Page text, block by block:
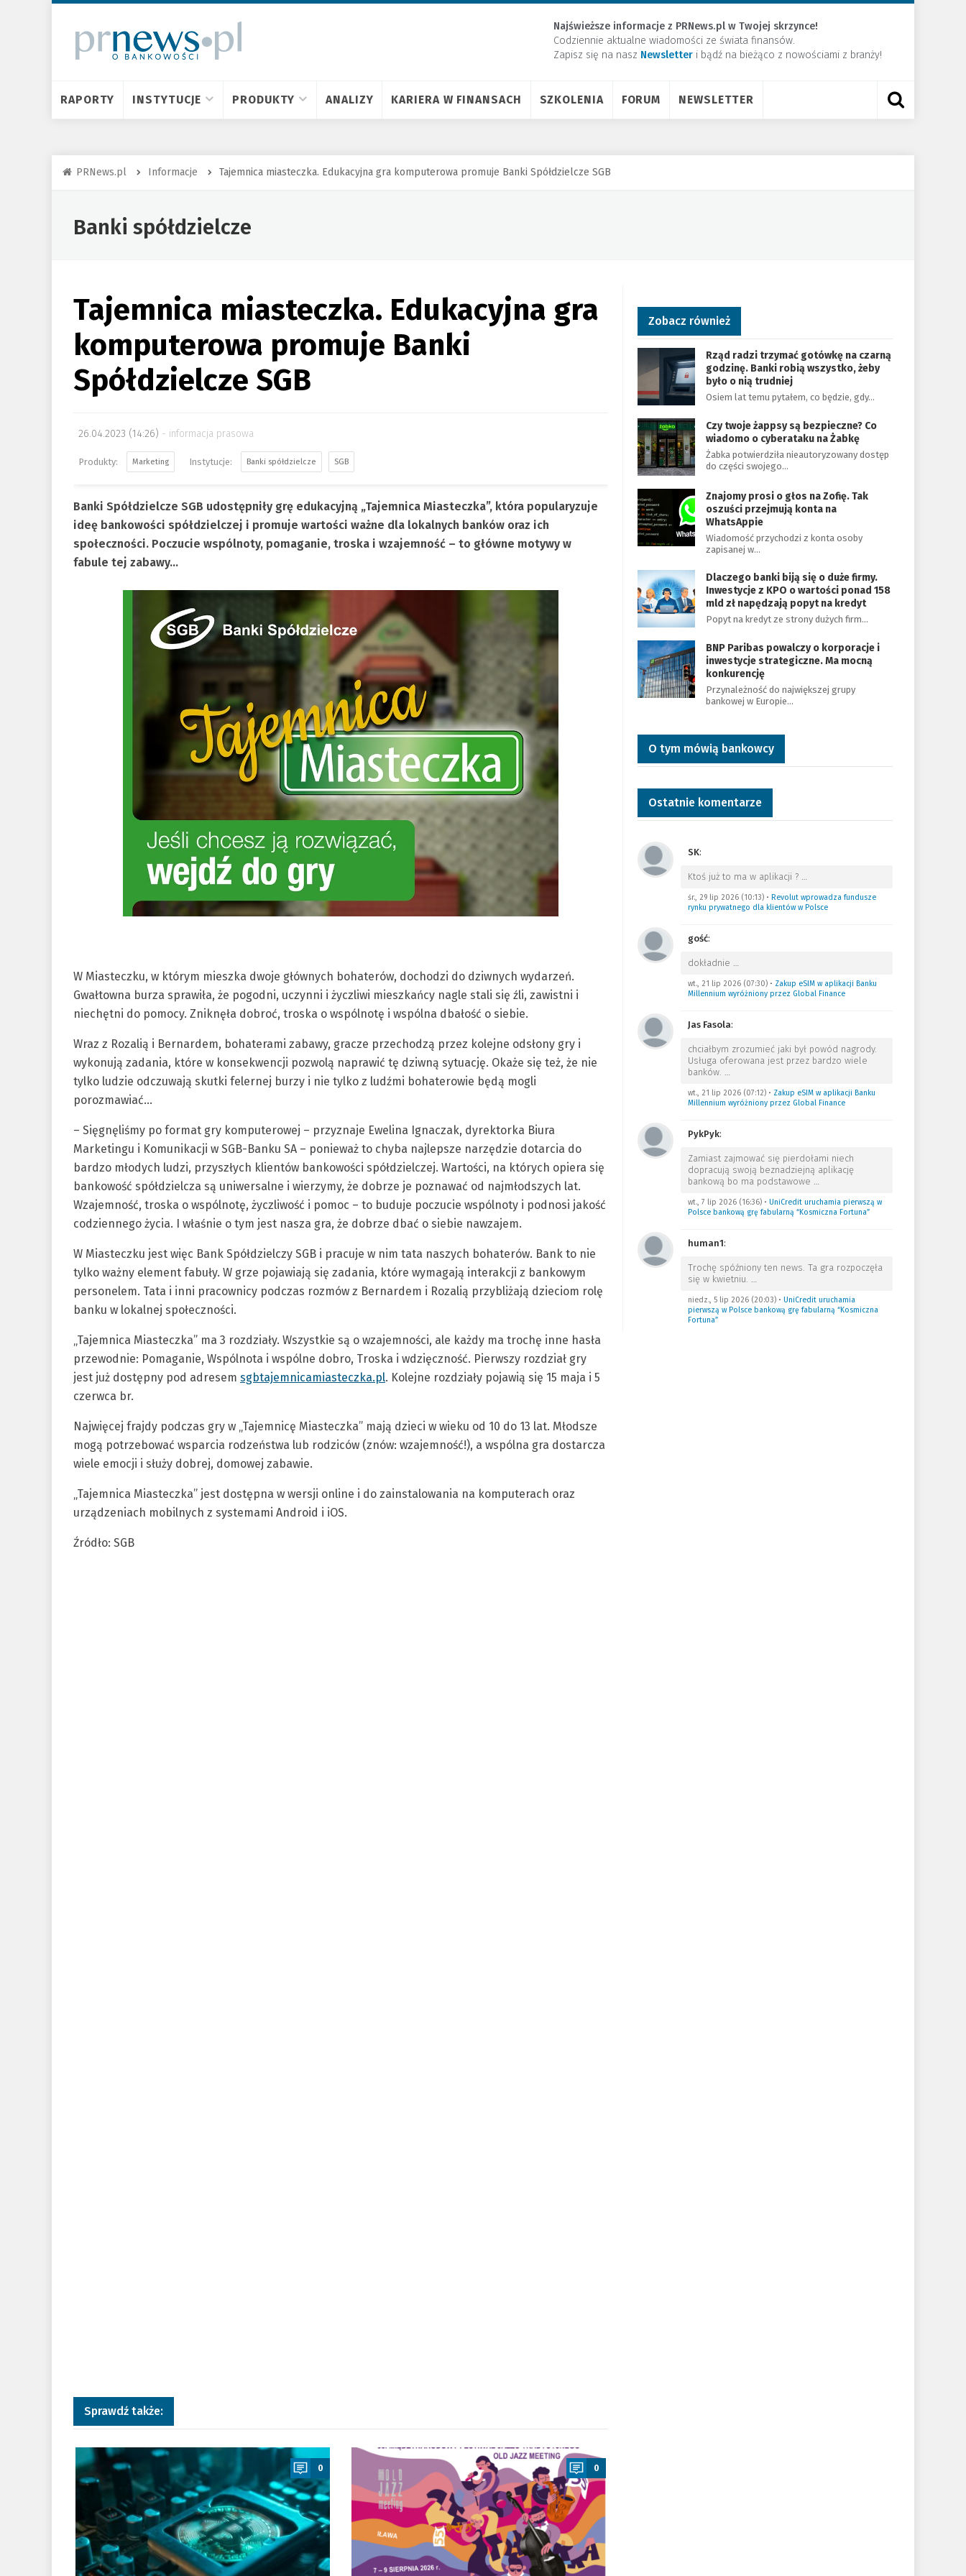
Najświeższe informacje z PRNews.pl w Twojej skrzynce!
Codziennie aktualne wiadomości ze świata finansów.
Zapisz się na nasz Newsletter ​i bądź na bieżąco z nowościami z branży!
RAPORTY INSTYTUCJE PRODUKTY ANALIZY KARIERA W FINANSACH SZKOLENIA FORUM NEWSLETTER
PRNews.pl Informacje Tajemnica miasteczka. Edukacyjna gra komputerowa promuje Banki Spółdzielcze SGB
Banki spółdzielcze
Tajemnica miasteczka. Edukacyjna gra
komputerowa promuje Banki
Spółdzielcze SGB
26.04.2023 (14:26) informacja prasowa
Marketing Banki spółdzielcze SGB
Banki Spółdzielcze SGB udostępniły grę edukacyjną „Tajemnica Miasteczka”, która popularyzuje
ideę bankowości spółdzielczej i promuje wartości ważne dla lokalnych banków oraz ich
społeczności. Poczucie wspólnoty, pomaganie, troska i wzajemność – to główne motywy w
fabule tej zabawy…
W Miasteczku, w którym mieszka dwoje głównych bohaterów, dochodzi do dziwnych wydarzeń.
Gwałtowna burza sprawiła, że pogodni, uczynni i życzliwi mieszkańcy nagle stali się źli, zawistni i
niechętni do pomocy. Zniknęła dobroć, troska o wspólnotę i wspólna dbałość o siebie.
Wraz z Rozalią i Bernardem, bohaterami zabawy, gracze przechodzą przez kolejne odsłony gry i
wykonują zadania, które w konsekwencji pozwolą naprawić tę dziwną sytuację. Okaże się też, że nie
tylko ludzie odczuwają skutki felernej burzy i nie tylko z ludźmi bohaterowie będą mogli
porozmawiać…
– Sięgnęliśmy po format gry komputerowej – przyznaje Ewelina Ignaczak, dyrektorka Biura
Marketingu i Komunikacji w SGB-Banku SA – ponieważ to chyba najlepsze narzędzie dotarcia do
bardzo młodych ludzi, przyszłych klientów bankowości spółdzielczej. Wartości, na których opiera się
bankowość spółdzielcza są uniwersalne i wierzymy, że dobrze je poznawać od najmłodszych lat.
Wzajemność, troska o wspólnotę, życzliwość i pomoc – to buduje poczucie wspólnoty i podnosi jakość
codziennego życia. I właśnie o tym jest nasza gra, że dobrze dbać o siebie nawzajem.
W Miasteczku jest więc Bank Spółdzielczy SGB i pracuje w nim tata naszych bohaterów. Bank to nie
tylko ważny element fabuły. W grze pojawiają się zadania, które wymagają interakcji z bankowym
personelem. Tata i inni pracownicy podczas rozmów z Bernardem i Rozalią przybliżają dzieciom rolę
banku w lokalnej społeczności.
„Tajemnica Miasteczka” ma 3 rozdziały. Wszystkie są o wzajemności, ale każdy ma trochę inne hasła
przewodnie: Pomaganie, Wspólnota i wspólne dobro, Troska i wdzięczność. Pierwszy rozdział gry
jest już dostępny pod adresem sgbtajemnicamiasteczka.pl. Kolejne rozdziały pojawią się 15 maja i 5
czerwca br.
Najwięcej frajdy podczas gry w „Tajemnicę Miasteczka” mają dzieci w wieku od 10 do 13 lat. Młodsze
mogą potrzebować wsparcia rodzeństwa lub rodziców (znów: wzajemność!), a wspólna gra dostarcza
wiele emocji i służy dobrej, domowej zabawie.
„Tajemnica Miasteczka” jest dostępna w wersji online i do zainstalowania na komputerach oraz
urządzeniach mobilnych z systemami Android i iOS.
Źródło: SGB
Sprawdź także:
a
0
a
0
Zobacz również
Rząd radzi trzymać gotówkę na czarną
godzinę. Banki robią wszystko, żeby
było o nią trudniej
Osiem lat temu pytałem, co będzie, gdy…
Czy twoje żappsy są bezpieczne? Co
wiadomo o cyberataku na Żabkę
Żabka potwierdziła nieautoryzowany dostęp
do części swojego…
Znajomy prosi o głos na Zofię. Tak
oszuści przejmują konta na
WhatsAppie
Wiadomość przychodzi z konta osoby
zapisanej w…
Dlaczego banki biją się o duże firmy.
Inwestycje z KPO o wartości ponad 158
mld zł napędzają popyt na kredyt
Popyt na kredyt ze strony dużych firm…
BNP Paribas powalczy o korporacje i
inwestycje strategiczne. Ma mocną
konkurencję
Przynależność do największej grupy
bankowej w Europie…
O tym mówią bankowcy
Ostatnie komentarze
SK:
Ktoś już to ma w aplikacji ? …
śr., 29 lip 2026 (10:13)• Revolut wprowadza fundusze
rynku prywatnego dla klientów w Polsce
gość:
dokładnie …
wt., 21 lip 2026 (07:30)• Zakup eSIM w aplikacji Banku
Millennium wyróżniony przez Global Finance
Jas Fasola:
chciałbym zrozumieć jaki był powód nagrody.
Usługa oferowana jest przez bardzo wiele
banków. …
wt., 21 lip 2026 (07:12)• Zakup eSIM w aplikacji Banku
Millennium wyróżniony przez Global Finance
PykPyk:
Zamiast zajmować się pierdołami niech
dopracują swoją beznadziejną aplikację
bankową bo ma podstawowe …
wt., 7 lip 2026 (16:36)• UniCredit uruchamia pierwszą w
Polsce bankową grę fabularną “Kosmiczna Fortuna”
human1:
Trochę spóźniony ten news. Ta gra rozpoczęła
się w kwietniu. …
niedz., 5 lip 2026 (20:03)• UniCredit uruchamia
pierwszą w Polsce bankową grę fabularną “Kosmiczna
Fortuna”